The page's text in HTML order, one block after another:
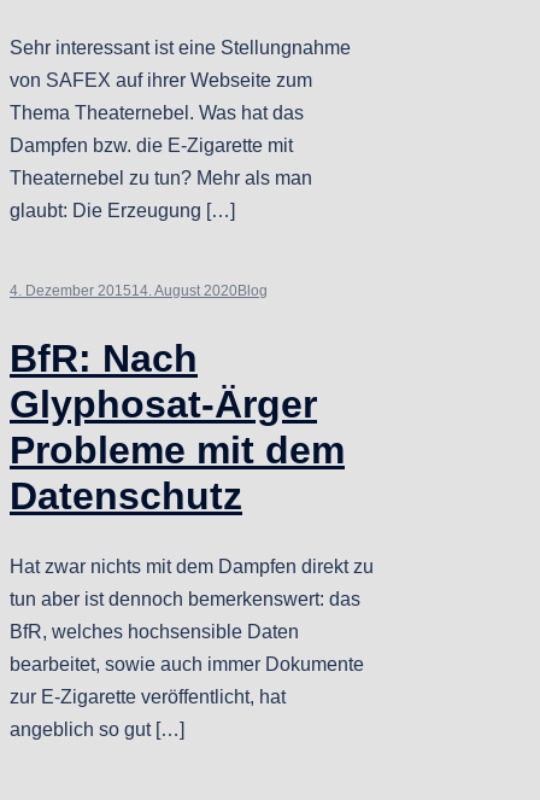
Sehr interessant ist eine Stellungnahme
von SAFEX auf ihrer Webseite zum
Thema Theaternebel. Was hat das
Dampfen bzw. die E-Zigarette mit
Theaternebel zu tun? Mehr als man
glaubt: Die Erzeugung […]
4. Dezember 201514. August 2020 Blog
BfR: Nach
Glyphosat-Ärger
Probleme mit dem
Datenschutz
Hat zwar nichts mit dem Dampfen direkt zu
tun aber ist dennoch bemerkenswert: das
BfR, welches hochsensible Daten
bearbeitet, sowie auch immer Dokumente
zur E-Zigarette veröffentlicht, hat
angeblich so gut […]